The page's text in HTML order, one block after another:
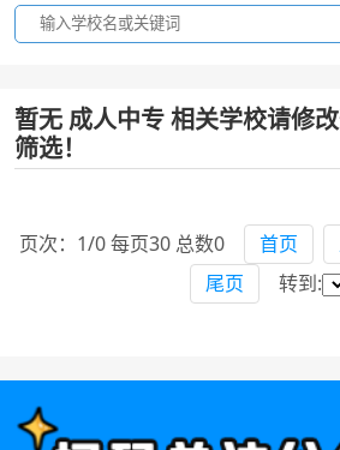
暂无 成人中专 相关学校请修
筛选！
页次：1/0 每页30 总数0 首页
尾页
转到: